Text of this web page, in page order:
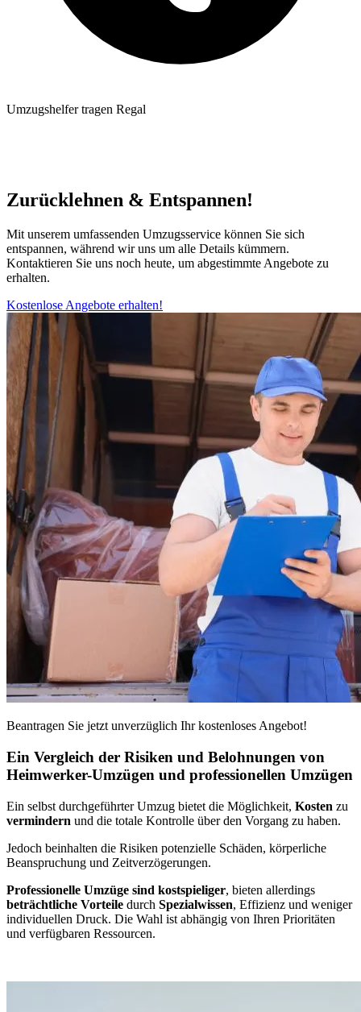
Umzugshelfer tragen Regal
Zurücklehnen & Entspannen!
Mit unserem umfassenden Umzugsservice können Sie sich
entspannen, während wir uns um alle Details kümmern.
Kontaktieren Sie uns noch heute, um abgestimmte Angebote zu
erhalten.
Kostenlose Angebote erhalten!
Beantragen Sie jetzt unverzüglich Ihr kostenloses Angebot!
Ein Vergleich der Risiken und Belohnungen von
Heimwerker-Umzügen und professionellen Umzügen
Ein selbst durchgeführter Umzug bietet die Möglichkeit, Kosten zu
vermindern und die totale Kontrolle über den Vorgang zu haben.
Jedoch beinhalten die Risiken potenzielle Schäden, körperliche
Beanspruchung und Zeitverzögerungen.
Professionelle Umzüge sind kostspieliger, bieten allerdings
beträchtliche Vorteile durch Spezialwissen, Effizienz und weniger
individuellen Druck. Die Wahl ist abhängig von Ihren Prioritäten
und verfügbaren Ressourcen.